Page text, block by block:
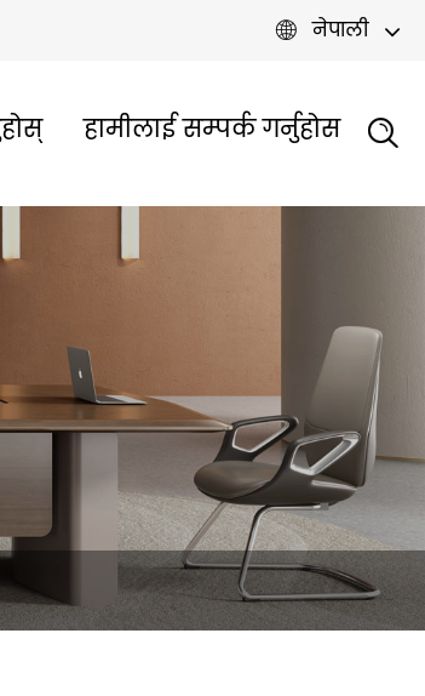
 नेपाली
हामीलाई सम्पर्क गर्नुहोस